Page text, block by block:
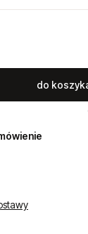
do
ewentualnych